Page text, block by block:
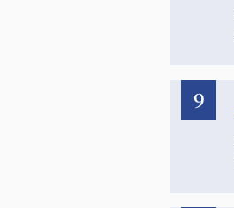
9